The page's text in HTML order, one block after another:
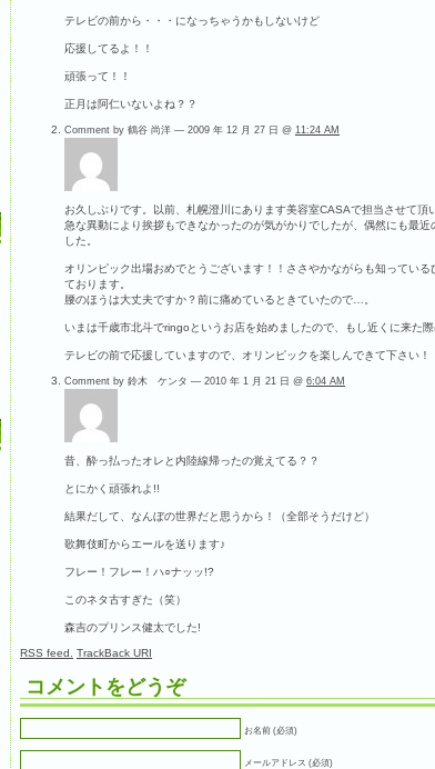
テレビの前から・・・になっちゃうかもしないけど
応援してるよ！！
頑張って！！
正月は阿仁いないよね？？
Comment by 鶴谷 尚洋 — 2009 年 12 月 27 日 @ 11:24 AM
お久しぶりです。以前、札幌澄川にあります美容室CASAで担当させて頂
急な異動により挨拶もできなかったのが気がかりでしたが、偶然にも最
した。
オリンピック出場おめでとうございます！！ささやかながらも知ってい
ております。
腰のほうは大丈夫ですか？前に痛めているときていたので…。
いまは千歳市北斗でringoというお店を始めましたので、もし近くに来た際
テレビの前で応援していますので、オリンピックを楽しんできて下さい！
Comment by 鈴木 ケンタ — 2010 年 1 月 21 日 @ 6:04 AM
昔、酔っ払ったオレと内陸線帰ったの覚えてる？？
とにかく頑張れよ!!
結果だして、なんぼの世界だと思うから！（全部そうだけど）
歌舞伎町からエールを送ります♪
フレー！フレー！ハ○ナッッ!?
このネタ古すぎた（笑）
森吉のプリンス健太でした!
RSS feed. TrackBack URI
コメントをどうぞ
お名前 (必須)
メールアドレス (必須)